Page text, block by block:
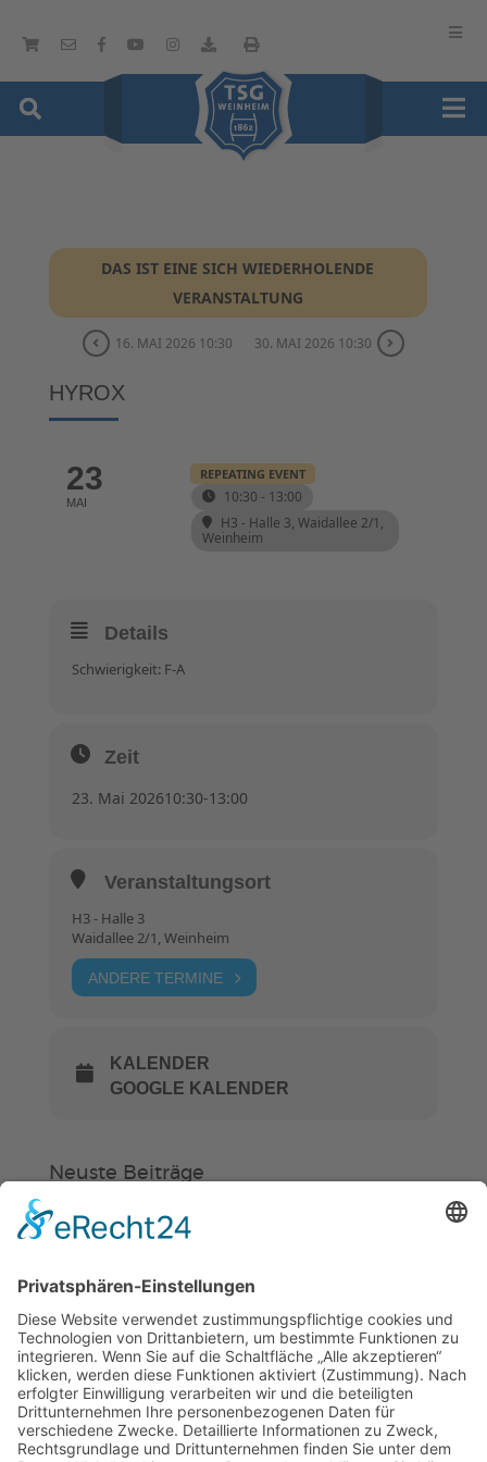
DAS IST EINE SICH WIEDERHOLENDE
VERANSTALTUNG
16. MAI 2026 10:30 30. MAI 2026 10:30
HYROX
23
MAI
REPEATING EVENT
10:30 - 13:00
H3 - Halle 3, Waidallee 2/1,
Weinheim
Details
Schwierigkeit: F-A
Zeit
23. Mai 202610:30-13:00
Veranstaltungsort
H3 - Halle 3
Waidallee 2/1, Weinheim
ANDERE TERMINE
KALENDER
GOOGLE KALENDER
Neuste Beiträge
Verein
ab 13 Uhr geschlossen
„Am Ende bekommt jeder ein
Schwimmabzeichen“